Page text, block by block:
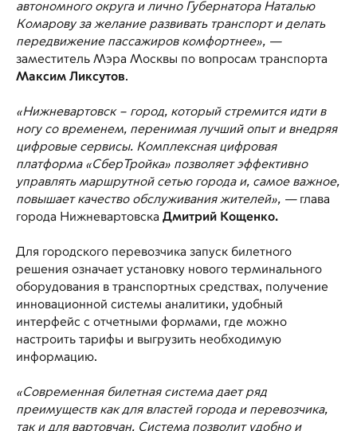
автономного округа и лично Губернатора Наталью
Комарову за желание развивать транспорт и делать
передвижение пассажиров комфортнее», —
заместитель Мэра Москвы по вопросам транспорта
Максим Ликсутов.
«Нижневартовск – город, который стремится идти в
ногу со временем, перенимая лучший опыт и внедряя
цифровые сервисы. Комплексная цифровая
платформа «СберТройка» позволяет эффективно
управлять маршрутной сетью города и, самое важное,
повышает качество обслуживания жителей», — глава
города Нижневартовска Дмитрий Кощенко.
Для городского перевозчика запуск билетного
решения означает установку нового терминального
оборудования в транспортных средствах, получение
инновационной системы аналитики, удобный
интерфейс с отчетными формами, где можно
настроить тарифы и выгрузить необходимую
информацию.
«Современная билетная система дает ряд
преимуществ как для властей города и перевозчика,
так и для вартовчан. Система позволит удобно и